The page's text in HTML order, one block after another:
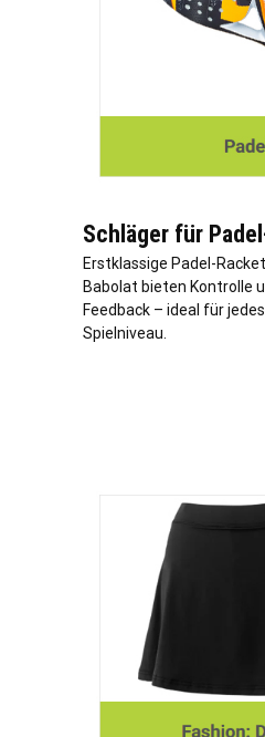
Schläger für
Erstklassige Padel-
Babolat bieten Kontrolle
Feedback – ideal für
Spielniveau.